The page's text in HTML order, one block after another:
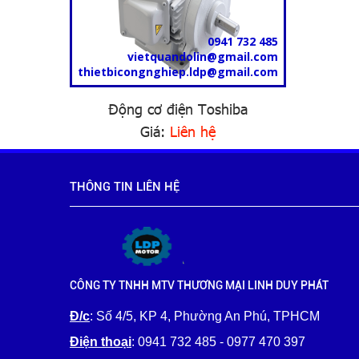
0941 732 485
vietquandolin@gmail.com
thietbicongnghiep.ldp@gmail.com
Động cơ điện Toshiba
Giá: Liên hệ
THÔNG TIN LIÊN HỆ
CÔNG TY TNHH MTV THƯƠNG MẠI LINH DUY PHÁT
Đ/c: Số 4/5, KP 4, Phường An Phú, TPHCM
Điện thoại: 0941 732 485 - 0977 470 397